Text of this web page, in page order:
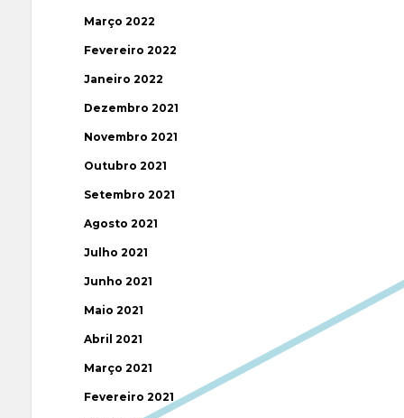
Março 2022
Fevereiro 2022
Janeiro 2022
Dezembro 2021
Novembro 2021
Outubro 2021
Setembro 2021
Agosto 2021
Julho 2021
Junho 2021
Maio 2021
Abril 2021
Março 2021
Fevereiro 2021